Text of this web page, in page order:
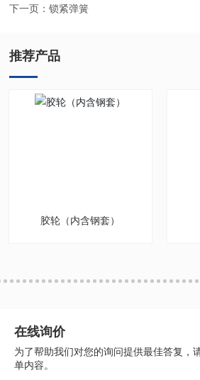
下一页：锁紧弹簧
推荐产品
胶轮（内含钢套）
在线询价
为了帮助我们对您的询问提供最佳答复，
单内容。